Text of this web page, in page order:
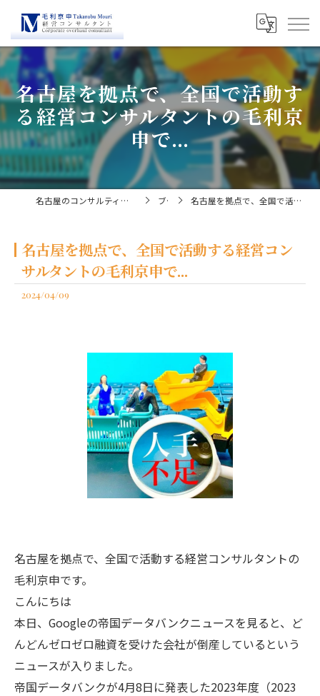
名古屋を拠点で、全国で活動す
る経営コンサルタントの毛利京
申で...
名古屋のコンサルティングなら経営コンサルタント毛利京申 ブログ 名古屋を拠点で、全国で活動する経営コンサルタントの毛利京申で...
名古屋を拠点で、全国で活動する経営コン
サルタントの毛利京申で...
2024/04/09
名古屋を拠点で、全国で活動する経営コンサルタントの
毛利京申です。
こんにちは
本日、Googleの帝国データバンクニュースを見ると、ど
んどんゼロゼロ融資を受けた会社が倒産しているという
ニュースが入りました。
帝国データバンクが4月8日に発表した2023年度（2023